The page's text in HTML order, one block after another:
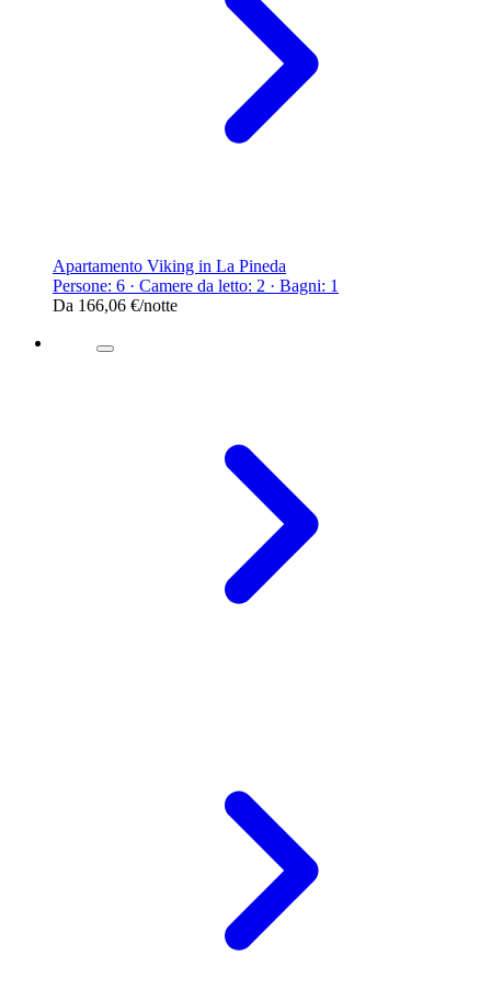
Apartamento Viking in La Pineda
Persone: 6 · Camere da letto: 2 · Bagni: 1
Da 166,06 €/notte